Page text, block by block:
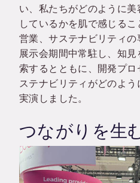
い、私たちがどのように
しているかを肌で感じるこ
営業、サステナビリティ
展示会期間中常駐し、知
索するとともに、開発プ
ステナビリティがどのよ
実演しました。
つながりを生